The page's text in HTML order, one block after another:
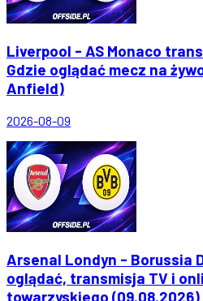
Liverpool - AS Monaco
Gdzie oglądać mecz na
Anfield)
2026-08-09
Arsenal Londyn - Borussia
oglądać, transmisja TV i
towarzyskiego (09.08.2026)